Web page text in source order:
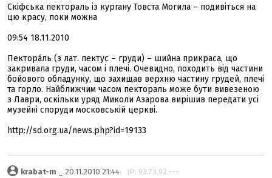
Скіфська пектораль із кургану Товста Могила – подивіться на
цю красу, поки можна
09:54 18.11.2010
Пектора́ль (з лат. пектус – груди) – шийна прикраса, що
закривала груди, часом і плечі. Очевидно, походить від частини
бойового обладунку, що захищав верхню частину грудей, плечі
та горло. Найближчим часом пектораль може бути вивезеною
з Лаври, оскільки уряд Миколи Азарова вирішив передати усі
музейні споруди московській церкві.
http://sd.org.ua/news.php?id=19133
krabat-m _ 20.11.2010 21:44 IP: 93.73.92.---